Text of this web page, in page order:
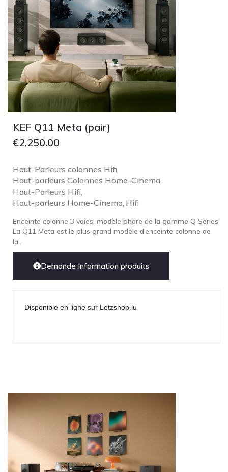
KEF Q11 Meta (pair)
€2,250.00
Haut-Parleurs colonnes Hifi
Haut-parleurs Colonnes Home-Cinema
Haut-Parleurs Hifi
Haut-parleurs Home-Cinema Hifi
Enceinte colonne 3 voies, modèle phare de la gamme Q Series
La Q11 Meta est le plus grand modèle d’enceinte colonne de
la...
Demande Information produits
Disponible en ligne sur Letzshop.lu